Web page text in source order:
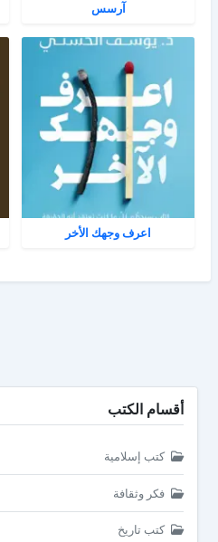
آرسس
اعرف وجهك الأخر
أقسام الكتب
كتب إسلامية
فكر وثقافة
كتب تاريخ